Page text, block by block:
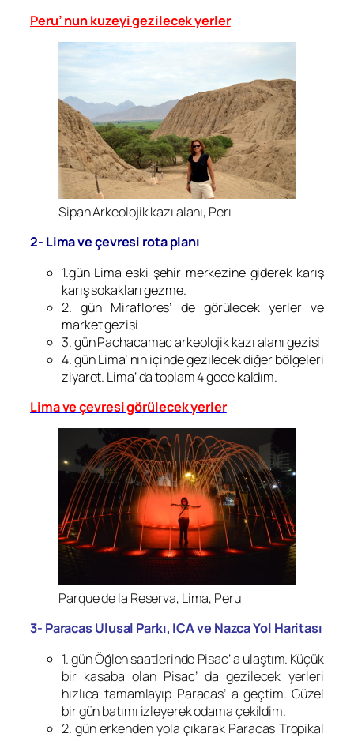
Peru’ nun kuzeyi gezilecek yerler
Sipan Arkeolojik kazı alanı, Perı
2- Lima ve çevresi rota planı
1.gün Lima eski şehir merkezine giderek karış
karış sokakları gezme.
2. gün Miraflores’ de görülecek yerler ve
market gezisi
3. gün Pachacamac arkeolojik kazı alanı gezisi
4. gün Lima’ nın içinde gezilecek diğer bölgeleri
ziyaret. Lima’ da toplam 4 gece kaldım.
Lima ve çevresi görülecek yerler
Parque de la Reserva, Lima, Peru
3- Paracas Ulusal Parkı, ICA ve Nazca Yol Haritası
1. gün Öğlen saatlerinde Pisac’ a ulaştım. Küçük
bir kasaba olan Pisac’ da gezilecek yerleri
hızlıca tamamlayıp Paracas’ a geçtim. Güzel
bir gün batımı izleyerek odama çekildim.
2. gün erkenden yola çıkarak Paracas Tropikal